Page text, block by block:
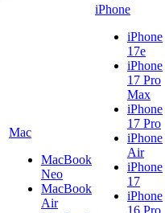
Mac
MacBook
Neo
MacBook
Air
iPhone
iPhone
17e
iPhone
17 Pro
Max
iPhone
17 Pro
iPhone
Air
iPhone
17
iPhone
16 Pro